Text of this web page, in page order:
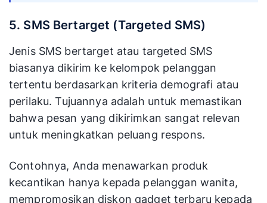
5. SMS Bertarget (Targeted SMS)
Jenis SMS bertarget atau targeted SMS
biasanya dikirim ke kelompok pelanggan
tertentu berdasarkan kriteria demografi atau
perilaku. Tujuannya adalah untuk memastikan
bahwa pesan yang dikirimkan sangat relevan
untuk meningkatkan peluang respons.
Contohnya, Anda menawarkan produk
kecantikan hanya kepada pelanggan wanita,
mempromosikan diskon gadget terbaru kepada